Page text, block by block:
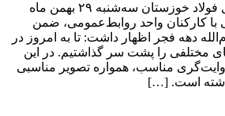
امین ابراهیمی مدیرعامل فولاد خوزستان سه‌شنبه‌ ۲۹ بهمن ماه
با کارکنان واحد روابط‌عمومی، ضمن
دهه فجر اظهار داشت: تا به امروز در
مختلفی را پشت سر گذاشتیم. در این
مناسب، همواره تصویر مناسبی
است. […]